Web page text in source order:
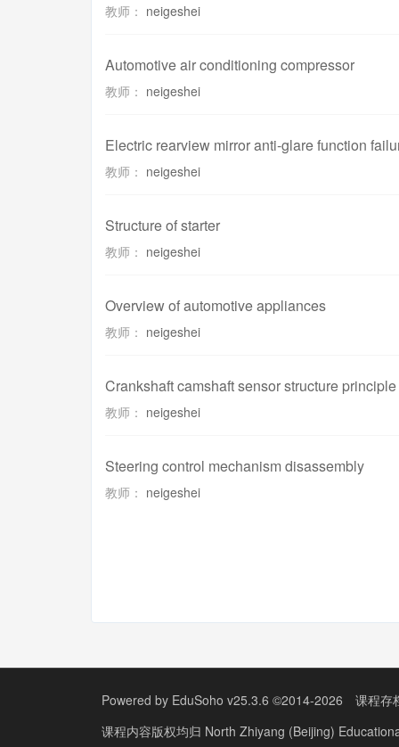
教师： neigeshei
Automotive air conditioning compressor
教师： neigeshei
Electric rearview mirror anti-glare function
教师： neigeshei
Structure of starter
教师： neigeshei
Overview of automotive appliances
教师： neigeshei
Crankshaft camshaft sensor structure
教师： neigeshei
Steering control mechanism disassembly
教师： neigeshei
Powered by EduSoho v25.3.6 ©2014-2026
课程存
课程内容版权均归 North Zhiyang (Beijing)